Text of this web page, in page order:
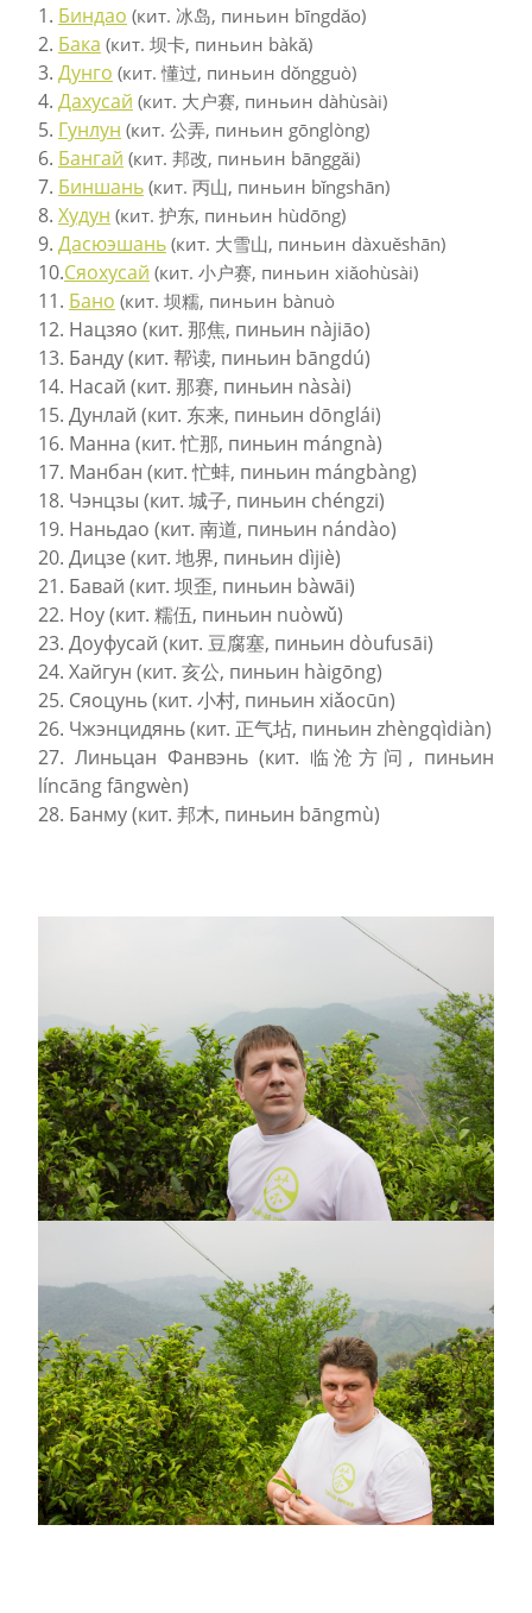
1. Биндао (кит. 冰岛, пиньин bīngdǎo)
2. Бака (кит. 坝卡, пиньин bàkǎ)
3. Дунго (кит. 懂过, пиньин dǒngguò)
4. Дахусай (кит. 大户赛, пиньин dàhùsài)
5. Гунлун (кит. 公弄, пиньин gōnglòng)
6. Бангай (кит. 邦改, пиньин bānggǎi)
7. Биншань (кит. 丙山, пиньин bǐngshān)
8. Худун (кит. 护东, пиньин hùdōng)
9. Дасюэшань (кит. 大雪山, пиньин dàxuěshān)
10.Сяохусай (кит. 小户赛, пиньин xiǎohùsài)
11. Бано (кит. 坝糯, пиньин bànuò
12. Нацзяо (кит. 那焦, пиньин nàjiāo)
13. Банду (кит. 帮读, пиньин bāngdú)
14. Насай (кит. 那赛, пиньин nàsài)
15. Дунлай (кит. 东来, пиньин dōnglái)
16. Манна (кит. 忙那, пиньин mángnà)
17. Манбан (кит. 忙蚌, пиньин mángbàng)
18. Чэнцзы (кит. 城子, пиньин chéngzi)
19. Наньдао (кит. 南道, пиньин nándào)
20. Дицзе (кит. 地界, пиньин dìjiè)
21. Бавай (кит. 坝歪, пиньин bàwāi)
22. Ноу (кит. 糯伍, пиньин nuòwǔ)
23. Доуфусай (кит. 豆腐塞, пиньин dòufusāi)
24. Хайгун (кит. 亥公, пиньин hàigōng)
25. Сяоцунь (кит. 小村, пиньин xiǎocūn)
26. Чжэнцидянь (кит. 正气坫, пиньин zhèngqìdiàn)
27. Линьцан Фанвэнь (кит. 临沧方问, пиньин
líncāng fāngwèn)
28. Банму (кит. 邦木, пиньин bāngmù)